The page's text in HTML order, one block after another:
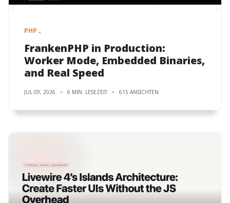
PHP
FrankenPHP in Production:
Worker Mode, Embedded Binaries,
and Real Speed
JUL 09, 2026 6 MIN. LESEZEIT 615 ANSICHTEN